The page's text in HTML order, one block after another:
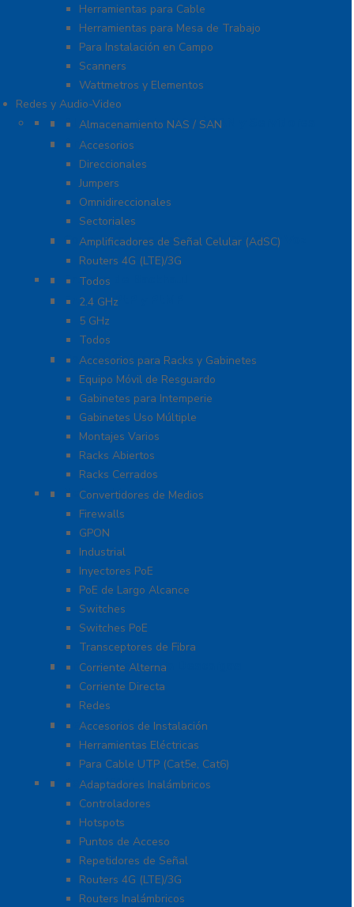
Herramientas para Cable
Herramientas para Mesa de Trabajo
Para Instalación en Campo
Scanners
Wattmetros y Elementos
Redes y Audio-Video
Almacenamiento NAS / SAN y Servidores
Almacenamiento NAS / SAN
Antenas
Accesorios
Direccionales
Jumpers
Omnidireccionales
Sectoriales
Cobertura para Celular 4G LTE, 3G y Voz
Amplificadores de Señal Celular (AdSC)
Routers 4G (LTE)/3G
Enlaces de Backhaul
Todos
Enlaces PtP y PtMP
2.4 GHz
5 GHz
Todos
Racks y Gabinetes
Accesorios para Racks y Gabinetes
Equipo Móvil de Resguardo
Gabinetes para Intemperie
Gabinetes Uso Múltiple
Montajes Varios
Racks Abiertos
Racks Cerrados
Networking
Convertidores de Medios
Firewalls
GPON
Industrial
Inyectores PoE
PoE de Largo Alcance
Switches
Switches PoE
Transceptores de Fibra
Protección Contra Descargas
Corriente Alterna
Corriente Directa
Redes
Herramientas
Accesorios de Instalación
Herramientas Eléctricas
Para Cable UTP (Cat5e, Cat6)
Redes WIFI
Adaptadores Inalámbricos
Controladores
Hotspots
Puntos de Acceso
Repetidores de Señal
Routers 4G (LTE)/3G
Routers Inalámbricos